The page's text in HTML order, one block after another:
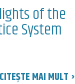
of the
System
CITEȘTE MAI MULT ›